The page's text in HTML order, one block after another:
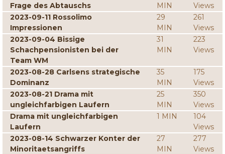
Frage des Abtauschs
MIN
Views
2023-09-11 Rossolimo
Impressionen
29
MIN
261
Views
2023-09-04 Bissige
Schachpensionisten bei der
Team WM
31
MIN
223
Views
2023-08-28 Carlsens strategische
Dominanz
35
MIN
175
Views
2023-08-21 Drama mit
ungleichfarbigen Laufern
25
MIN
350
Views
Drama mit ungleichfarbigen
Laufern
1 MIN
104
Views
2023-08-14 Schwarzer Konter der
Minoritaetsangriffs
27
MIN
277
Views